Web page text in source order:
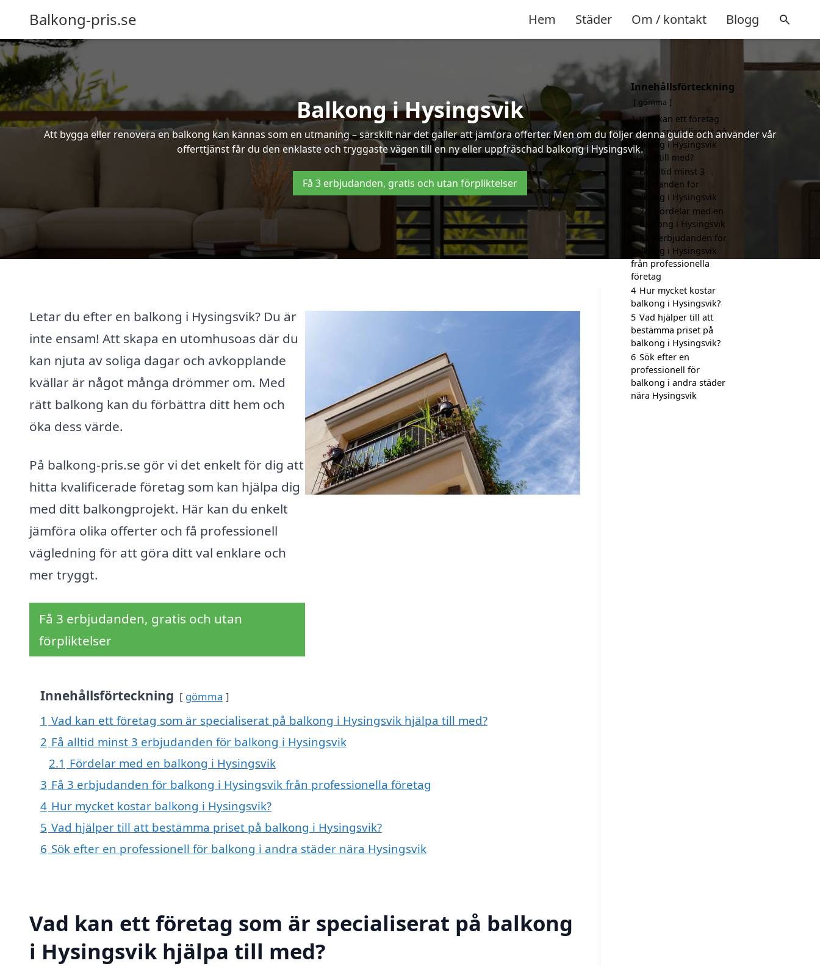
Balkong-pris.se Hem Städer Om / kontakt Blogg
Balkong i Hysingsvik
Att bygga eller renovera en balkong kan kännas som en utmaning – särskilt när det gäller att jämföra offerter. Men om du följer denna guide och använder vår
offerttjänst får du den enklaste och tryggaste vägen till en ny eller uppfräschad balkong i Hysingsvik.
Få 3 erbjudanden, gratis och utan förpliktelser
Letar du efter en balkong i Hysingsvik? Du är
inte ensam! Att skapa en utomhusoas där du
kan njuta av soliga dagar och avkopplande
kvällar är något många drömmer om. Med
rätt balkong kan du förbättra ditt hem och
öka dess värde.
På balkong-pris.se gör vi det enkelt för dig att
hitta kvalificerade företag som kan hjälpa dig
med ditt balkongprojekt. Här kan du enkelt
jämföra olika offerter och få professionell
vägledning för att göra ditt val enklare och
mer tryggt.
Få 3 erbjudanden, gratis och utan
förpliktelser
Innehållsförteckning gömma
1 Vad kan ett företag som är specialiserat på balkong i Hysingsvik hjälpa till med?
2 Få alltid minst 3 erbjudanden för balkong i Hysingsvik
2.1 Fördelar med en balkong i Hysingsvik
3 Få 3 erbjudanden för balkong i Hysingsvik från professionella företag
4 Hur mycket kostar balkong i Hysingsvik?
5 Vad hjälper till att bestämma priset på balkong i Hysingsvik?
6 Sök efter en professionell för balkong i andra städer nära Hysingsvik
Vad kan ett företag som är specialiserat på balkong
i Hysingsvik hjälpa till med?
Innehållsförteckning
gömma
1 Vad kan ett företag
som är specialiserat på
balkong i Hysingsvik
hjälpa till med?
2 Få alltid minst 3
erbjudanden för
balkong i Hysingsvik
2.1
Fördelar med en
balkong i Hysingsvik
Få 3 erbjudanden för
balkong i Hysingsvik
från professionella
företag
4 Hur mycket kostar
balkong i Hysingsvik?
5 Vad hjälper till att
bestämma priset på
balkong i Hysingsvik?
6 Sök efter en
professionell för
balkong i andra städer
nära Hysingsvik